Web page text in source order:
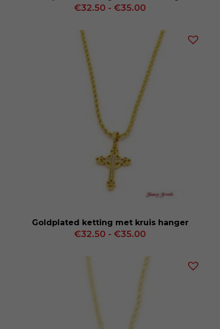
€32.50 - €35.00
€35.00
Goldplated ketting met kruis hanger
€32.50 - €35.00